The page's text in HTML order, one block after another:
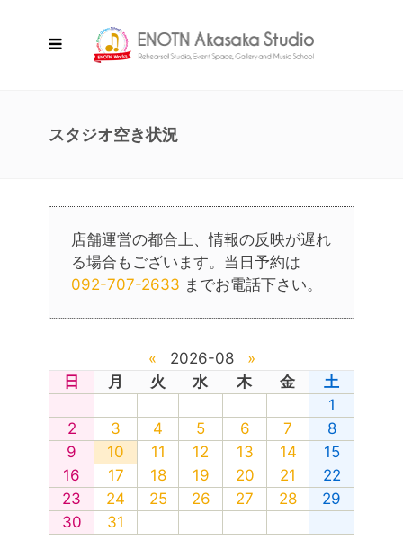
スタジオ空き状況
店舗運営の都合上、情報の反映が遅れ
る場合もございます。当日予約は
092-707-2633 までお電話下さい。
« 2026-08
»
日
月 火 水 木 金
土
1
2
3 4 5 6 7
8
9
10 11 12 13 14
15
16
17 18 19 20 21
22
23
24 25 26 27 28
29
30
31